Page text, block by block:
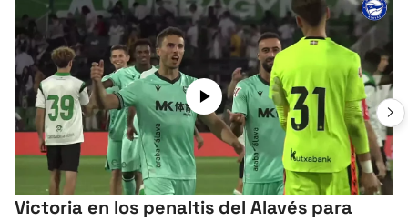
Victoria en los penaltis del Alavés para